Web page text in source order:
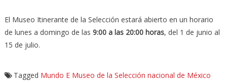
El Museo Itinerante de la Selección estará abierto en un horario
de lunes a domingo de las 9:00 a las 20:00 horas, del 1 de junio al
15 de julio.
Tagged Mundo E Museo de la Selección nacional de México